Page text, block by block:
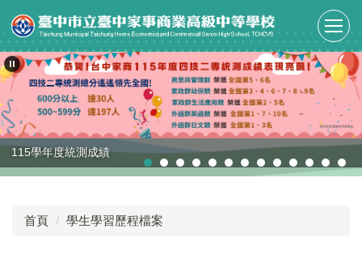
跳
到
主
要
內
容
區
115學年度統測成績
首頁 學生學習歷程檔案